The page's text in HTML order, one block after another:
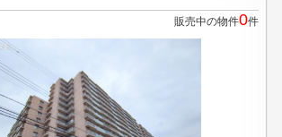
販売中の物件0件